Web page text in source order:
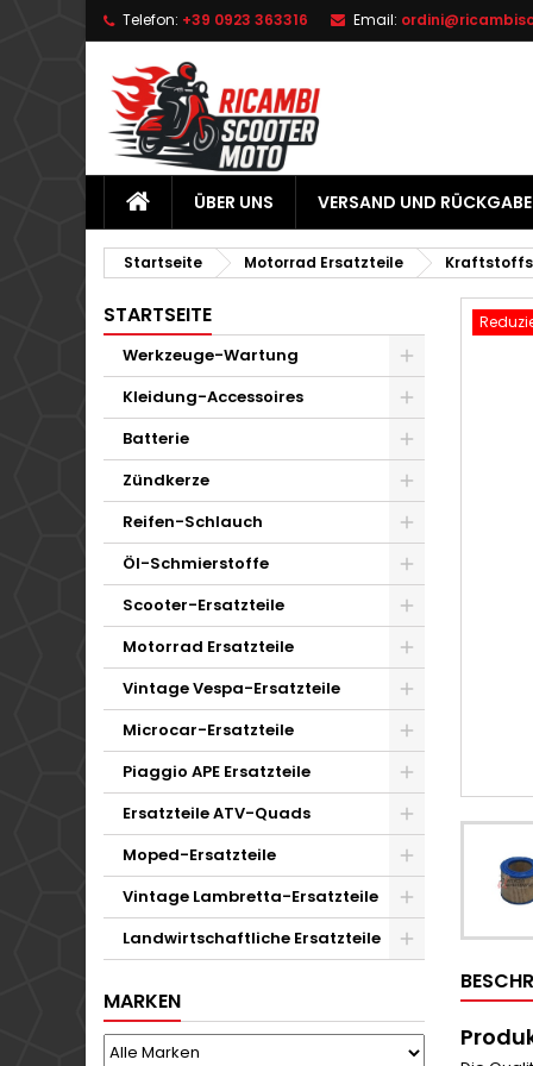
Telefon: +39 0923 363316 Email:
ÜBER UNS VERSAND UND RÜCKGABE
Startseite Motorrad Ersatzteile
STARTSEITE
Werkzeuge-Wartung
Kleidung-Accessoires
Batterie
Zündkerze
Reifen-Schlauch
Öl-Schmierstoffe
Scooter-Ersatzteile
Motorrad Ersatzteile
Vintage Vespa-Ersatzteile
Microcar-Ersatzteile
Piaggio APE Ersatzteile
Ersatzteile ATV-Quads
Moped-Ersatzteile
Vintage Lambretta-Ersatzteile
Landwirtschaftliche Ersatzteile
MARKEN